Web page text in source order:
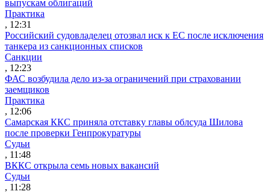
выпускам облигаций
Практика
, 12:31
Российский судовладелец отозвал иск к ЕС после исключения
танкера из санкционных списков
Санкции
, 12:23
ФАС возбудила дело из-за ограничений при страховании
заемщиков
Практика
, 12:06
Самарская ККС приняла отставку главы облсуда Шилова
после проверки Генпрокуратуры
Судьи
, 11:48
ВККС открыла семь новых вакансий
Судьи
, 11:28